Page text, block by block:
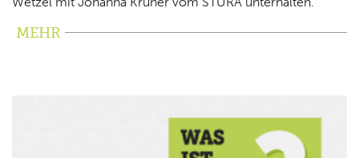
MEHR